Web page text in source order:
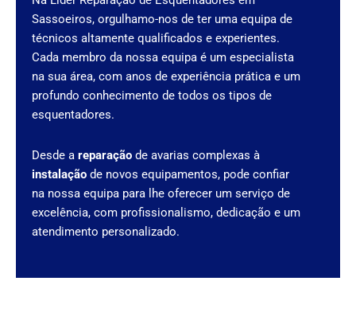
Sassoeiros, orgulhamo-nos de ter uma equipa de
técnicos altamente qualificados e experientes.
Cada membro da nossa equipa é um especialista
na sua área, com anos de experiência prática e um
profundo conhecimento de todos os tipos de
esquentadores.
Desde a reparação de avarias complexas à
instalação de novos equipamentos, pode confiar
na nossa equipa para lhe oferecer um serviço de
excelência, com profissionalismo, dedicação e um
atendimento personalizado.